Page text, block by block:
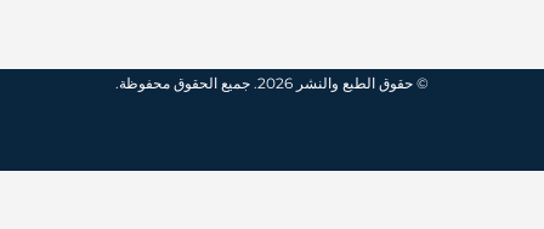
© حقوق الطبع والنشر 2026. جميع الحقوق محفوظة.